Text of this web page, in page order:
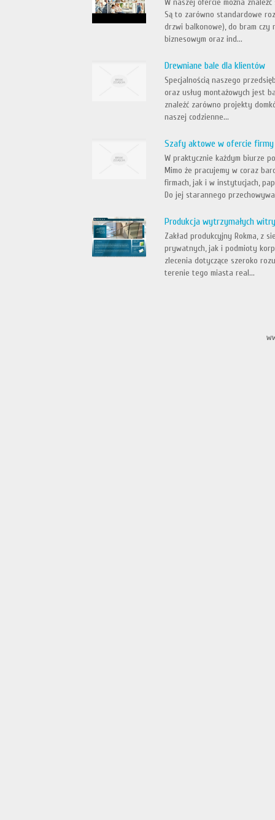
W naszej ofercie można
Są to zarówno standardowe
drzwi balkonowe), do bram
biznesowym oraz ind...
Drewniane bale dla klientów
Specjalnością naszego
oraz usług montażowych jest
znaleźć zarówno projekty
naszej codzienne...
Szafy aktowe w ofercie firmy
W praktycznie każdym biurze
Mimo że pracujemy w coraz
firmach, jak i w instytucjach,
Do jej starannego
Produkcja wytrzymałych
Zakład produkcyjny Rokma, z
prywatnych, jak i podmioty
zlecenia dotyczące szeroko
terenie tego miasta real...